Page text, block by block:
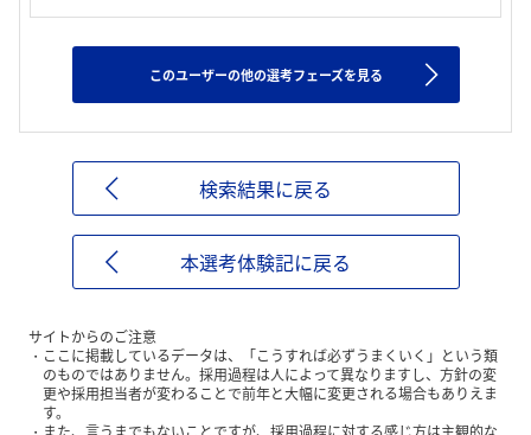
このユーザーの他の選考フェーズを見る
検索結果に戻る
本選考体験記に戻る
サイトからのご注意
ここに掲載しているデータは、「こうすれば必ずうまくいく」という類
のものではありません。採用過程は人によって異なりますし、方針の変
更や採用担当者が変わることで前年と大幅に変更される場合もありえま
す。